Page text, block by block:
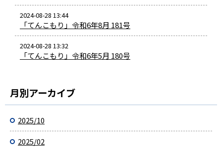
2024-08-28 13:44
「てんこもり」令和6年8月 181号
2024-08-28 13:32
「てんこもり」令和6年5月 180号
月別アーカイブ
2025/10
2025/02